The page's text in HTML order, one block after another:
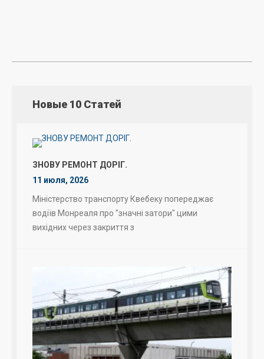
Новые 10 Статей
ЗНОВУ РЕМОНТ ДОРІГ.
11 июля, 2026
Міністерство транспорту Квебеку попереджає
водіїв Монреаля про "значні затори" цими
вихідних через закриття з